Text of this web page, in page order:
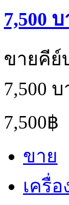
7,500
ขายคีย์
7,500
7,500฿
ขาย
เครื่